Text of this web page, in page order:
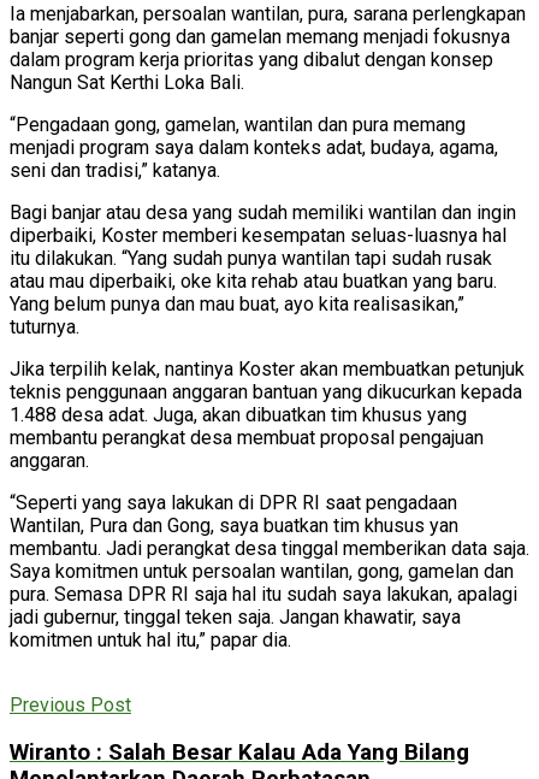
Ia menjabarkan, persoalan wantilan, pura, sarana perlengkapan
banjar seperti gong dan gamelan memang menjadi fokusnya
dalam program kerja prioritas yang dibalut dengan konsep
Nangun Sat Kerthi Loka Bali.
“Pengadaan gong, gamelan, wantilan dan pura memang
menjadi program saya dalam konteks adat, budaya, agama,
seni dan tradisi,” katanya.
Bagi banjar atau desa yang sudah memiliki wantilan dan ingin
diperbaiki, Koster memberi kesempatan seluas-luasnya hal
itu dilakukan. “Yang sudah punya wantilan tapi sudah rusak
atau mau diperbaiki, oke kita rehab atau buatkan yang baru.
Yang belum punya dan mau buat, ayo kita realisasikan,”
tuturnya.
Jika terpilih kelak, nantinya Koster akan membuatkan petunjuk
teknis penggunaan anggaran bantuan yang dikucurkan kepada
1.488 desa adat. Juga, akan dibuatkan tim khusus yang
membantu perangkat desa membuat proposal pengajuan
anggaran.
“Seperti yang saya lakukan di DPR RI saat pengadaan
Wantilan, Pura dan Gong, saya buatkan tim khusus yan
membantu. Jadi perangkat desa tinggal memberikan data saja.
Saya komitmen untuk persoalan wantilan, gong, gamelan dan
pura. Semasa DPR RI saja hal itu sudah saya lakukan, apalagi
jadi gubernur, tinggal teken saja. Jangan khawatir, saya
komitmen untuk hal itu,” papar dia.
Previous Post
Wiranto : Salah Besar Kalau Ada Yang Bilang